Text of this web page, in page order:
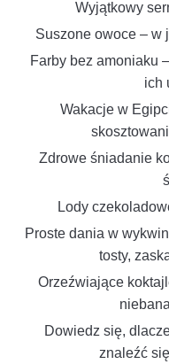
Wyjątkowy
Suszone owoce – w
Farby bez amoniaku
ich
Wakacje w
Zdrowe śniadanie
Lody
Proste dania w
tosty,
Orzeźwiające
Dowiedz się,
znaleźć